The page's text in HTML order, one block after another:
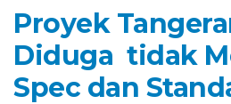
Proyek
Diduga tidak
Spec dan